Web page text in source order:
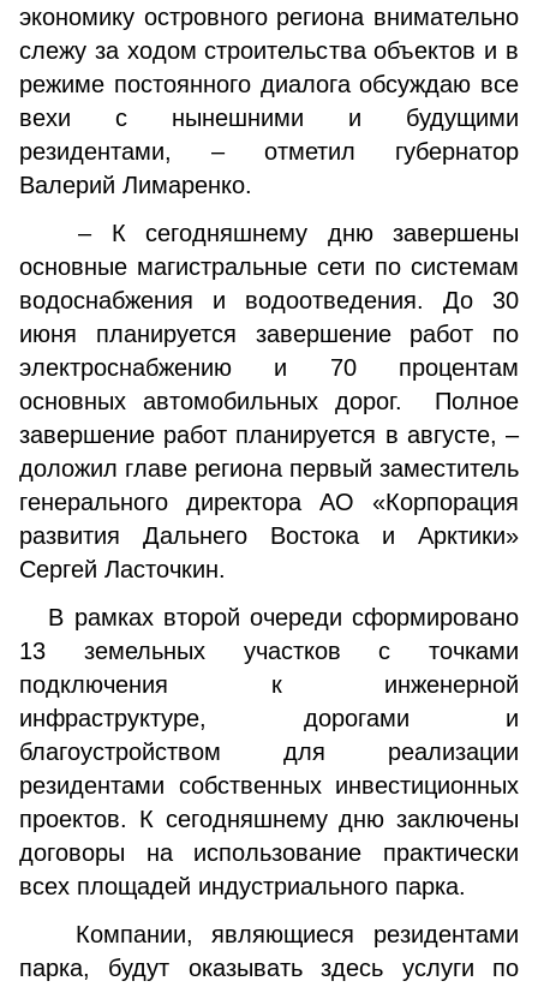
экономику островного региона внимательно
слежу за ходом строительства объектов и в
режиме постоянного диалога обсуждаю все
вехи с нынешними и будущими
резидентами, – отметил губернатор
Валерий Лимаренко.
– К сегодняшнему дню завершены
основные магистральные сети по системам
водоснабжения и водоотведения. До 30
июня планируется завершение работ по
электроснабжению и 70 процентам
основных автомобильных дорог. Полное
завершение работ планируется в августе, –
доложил главе региона первый заместитель
генерального директора АО «Корпорация
развития Дальнего Востока и Арктики»
Сергей Ласточкин.
В рамках второй очереди сформировано
13 земельных участков с точками
подключения к инженерной
инфраструктуре, дорогами и
благоустройством для реализации
резидентами собственных инвестиционных
проектов. К сегодняшнему дню заключены
договоры на использование практически
всех площадей индустриального парка.
Компании, являющиеся резидентами
парка, будут оказывать здесь услуги по